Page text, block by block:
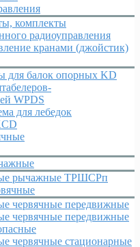
комплекты
радиоуправления
кранами (джойстик)
для балок опорных KD
WPDS
для лебедок
рычажные ТРШСРп
червячные передвижные
червячные передвижные
червячные стационарные